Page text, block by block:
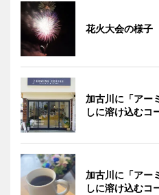
花火大会の様子
加古川に「アー
しに溶け込むコ
加古川に「アー
しに溶け込むコ